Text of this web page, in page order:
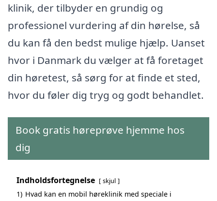
klinik, der tilbyder en grundig og
professionel vurdering af din hørelse, så
du kan få den bedst mulige hjælp. Uanset
hvor i Danmark du vælger at få foretaget
din høretest, så sørg for at finde et sted,
hvor du føler dig tryg og godt behandlet.
Book gratis høreprøve hjemme hos
dig
Indholdsfortegnelse skjul
1) Hvad kan en mobil høreklinik med speciale i